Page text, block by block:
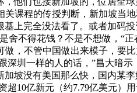
课程的传授判断，新加坡
上完全没法看了。或者加码
舍不得花钱？不是不想做，“
，不管中国做出来模子，要
深圳一样的人的话，”昌大暗
坡没有美国那么快，国内
超10亿新元（约7.79亿美元